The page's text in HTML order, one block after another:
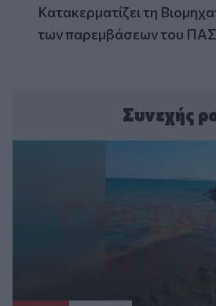
Κατακερματίζει τη
των παρεμβάσεων του
Συνεχής